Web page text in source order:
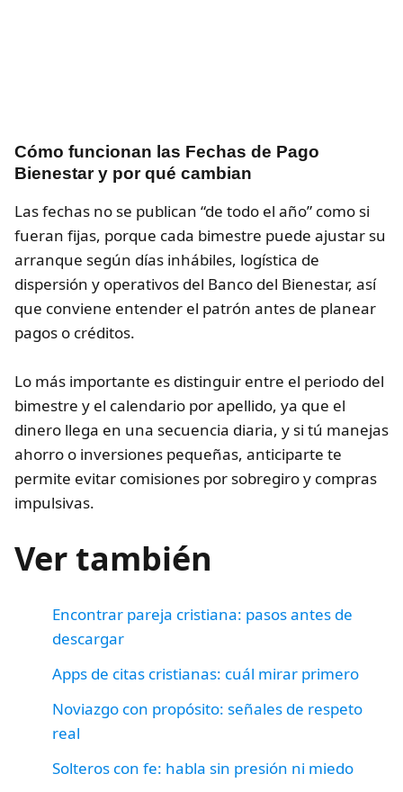
Cómo funcionan las Fechas de Pago
Bienestar y por qué cambian
Las fechas no se publican “de todo el año” como si
fueran fijas, porque cada bimestre puede ajustar su
arranque según días inhábiles, logística de
dispersión y operativos del Banco del Bienestar, así
que conviene entender el patrón antes de planear
pagos o créditos.
Lo más importante es distinguir entre el periodo del
bimestre y el calendario por apellido, ya que el
dinero llega en una secuencia diaria, y si tú manejas
ahorro o inversiones pequeñas, anticiparte te
permite evitar comisiones por sobregiro y compras
impulsivas.
Ver también
Encontrar pareja cristiana: pasos antes de
descargar
Apps de citas cristianas: cuál mirar primero
Noviazgo con propósito: señales de respeto
real
Solteros con fe: habla sin presión ni miedo